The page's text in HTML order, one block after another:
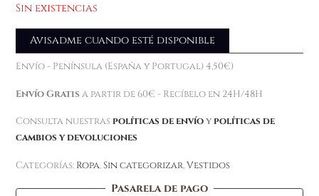
Sin existencias
Avisadme cuando esté disponible
Envío - Península (España y Portugal) 4,50€)
Envío Gratis a partir de 60€ - Recíbelo en 24H/48H
Consulta nuestras políticas de envíoy políticas de
cambios y devoluciones
Categorías: Ropa,Sin categorizar,Vestidos
Pasarela de pago